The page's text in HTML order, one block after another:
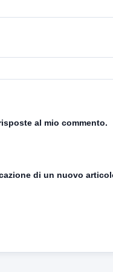
al mio commento.
di un nuovo